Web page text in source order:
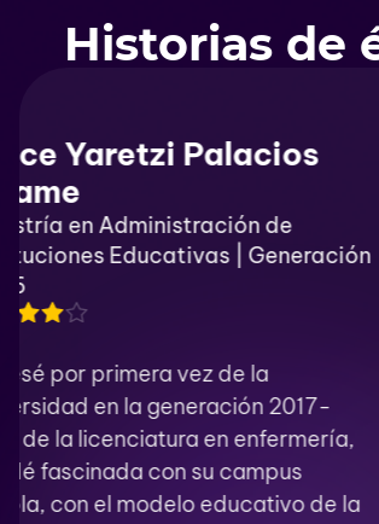
Historias de
Pedro Enrique Trejo
Reyes
Maestría en Tecnología
Generación 2022
experiencia que amplió mi
profesional y me motivó a
nuevas formas de generar
mi entorno. Cada clase,
reto académico fortaleció mis